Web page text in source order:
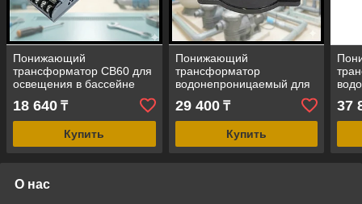
Понижающий
трансформатор CB60 для
освещения в бассейне
(12V, мощность = 60W,
для сухих помещений)
18 640 ₸
Купить
Понижающий
трансформатор
водонепроницаемый для
освещения в бассейне
(мощность = 100W, 220V-
12V)
29 400₸
Купить
12V)
37
О нас